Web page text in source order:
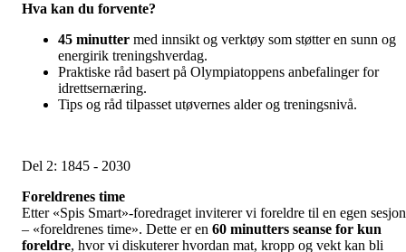
Hva kan du forvente?
45 minutter med innsikt og verktøy som støtter en sunn og
energirik treningshverdag.
Praktiske råd basert på Olympiatoppens anbefalinger for
idrettsernæring.
Tips og råd tilpasset utøvernes alder og treningsnivå.
Del 2: 1845 - 2030
Foreldrenes time
Etter «Spis Smart»-foredraget inviterer vi foreldre til en egen sesjon
– «foreldrenes time». Dette er en 60 minutters seanse for kun
foreldre, hvor vi diskuterer hvordan mat, kropp og vekt kan bli